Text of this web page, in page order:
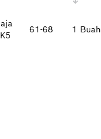
61-68 1 Buah